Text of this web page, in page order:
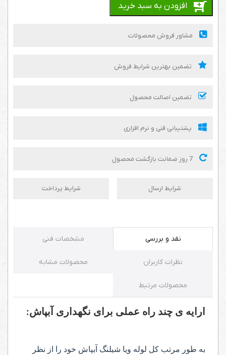
افزودن به سبد خرید
مشاور فروش محصولات
تضمین بهترین شرایط فروش
تضمین اصالت محصول
پشتیبانی فنی و نرم افزاری
شرایط ارسال شرایط پرداخت
نقد و بررسی مشخصات فنی
نظرات کاربران محصولات مشابه
محصولات مرتبط
ارایه ی چند راه عملی برای نگهداری آبپاش:
به طور مرتب کل لوله ویا شیلنگ آبپاش خود را از نظر